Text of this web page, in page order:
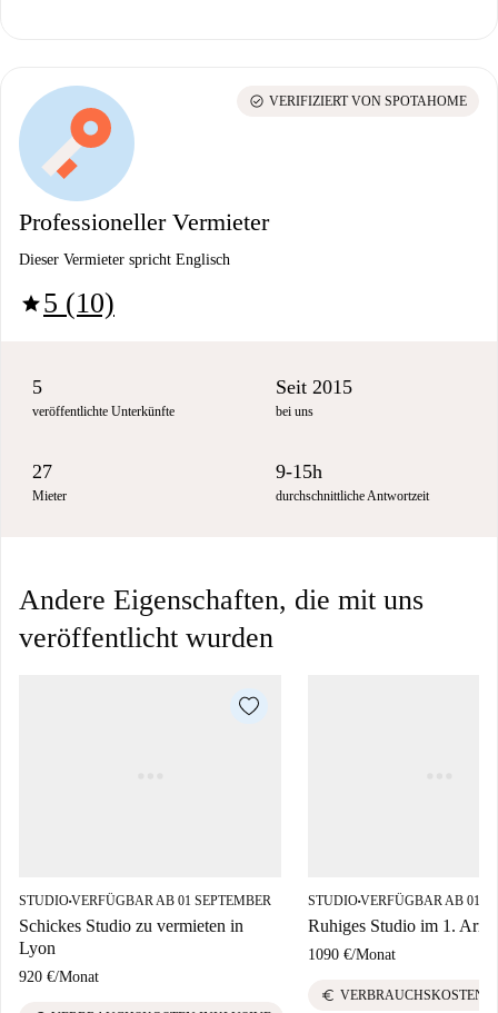
Professioneller Vermieter
Dieser Vermieter spricht Englisch
star5 (10)
check_circle VERIFIZIERT VON SPOTAHOME
5
veröffentlichte Unterkünfte
Seit 2015
bei uns
27
Mieter
9-15h
durchschnittliche Antwortzeit
Andere Eigenschaften, die mit uns
veröffentlicht wurden
STUDIO■VERFÜGBAR AB 01 SEPTEMBER
Schickes Studio zu vermieten in
Lyon
920 €/Monat
STUDIO■VERFÜGBAR AB 01
Ruhiges Studio im 1.
1090 €/Monat
euro VERBRAUCHSKOSTEN